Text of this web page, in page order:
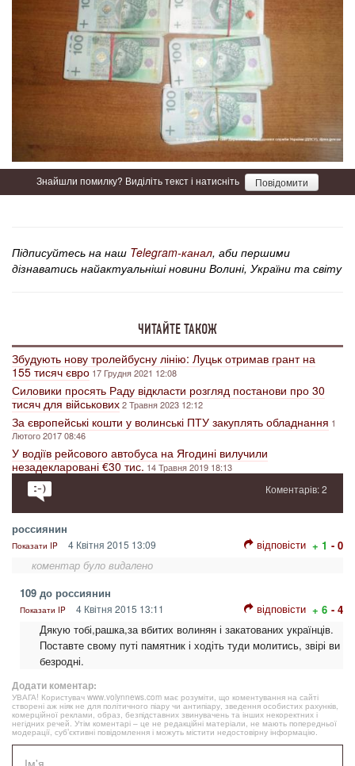
Знайшли помилку? Виділіть текст і натисніть Повідомити
Підписуйтесь на наш Telegram-канал, аби першими
дізнаватись найактуальніші новини Волині, України та світу
ЧИТАЙТЕ ТАКОЖ
Збудують нову тролейбусну лінію: Луцьк отримав грант на
155 тисяч євро 17 Грудня 2021 12:08
Силовики просять Раду відкласти розгляд постанови про 30
тисяч для військових2 Травня 2023 12:12
За європейські кошти у волинські ПТУ закуплять обладнання 1
Лютого 2017 08:46
У водіїв рейсового автобуса на Ягодині вилучили
незадекларовані €30 тис. 14 Травня 2019 18:13
Коментарів: 2
россиянин
Показати IP 4 Квітня 2015 13:09 відповісти + 1 - 0
коментар було видалено
109 до россиянин
Показати IP 4 Квітня 2015 13:11 відповісти + 6 - 4
Дякую тобі,рашка,за вбитих волинян і закатованих українців.
Поставте свому путі памятник і ходіть туди молитись, звірі ви
безродні.
Додати коментар:
УВАГА! Користувач www.volynnews.com має розуміти, що коментування на сайті
створені аж ніяк не для політичного піару чи антипіару, зведення особистих рахунків,
комерційної реклами, образ, безпідставних звинувачень та інших некоректних і
негідних речей. Утім коментарі – це не редакційні матеріали, не мають попередньої
модерації, суб’єктивні повідомлення і можуть містити недостовірну інформацію.